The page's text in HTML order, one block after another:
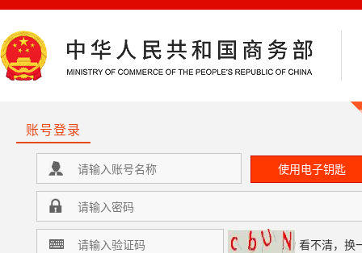
账号登录
看不清，换